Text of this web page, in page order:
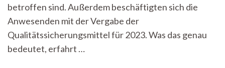
StuRa-
vom
19.12.2022
betroffen sind. Außerdem beschäftigten sich die
Anwesenden mit der Vergabe der
Qualitätssicherungsmittel für 2023. Was das genau
bedeutet, erfahrt …